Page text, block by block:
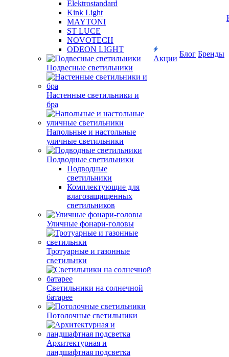
Elektrostandard
Kink Light
MAYTONI
ST LUCE
NOVOTECH
ODEON LIGHT
Подвесные светильники
Настенные светильники и
бра
Напольные и настольные
уличные светильники
Подводные светильники
Подводные
светильники
Комплектующие для
влагозащищенных
светильников
Уличные фонари-головы
Тротуарные и газонные
светильнки
Светильники на солнечной
батарее
Потолочные светильники
Архитектурная и
ландшафтная подсветка
Акции
Блог Бренды